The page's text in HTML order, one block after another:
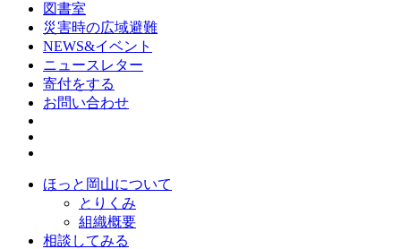
図書室
災害時の広域避難
NEWS&イベント
ニュースレター
寄付をする
お問い合わせ
ほっと岡山について
とりくみ
組織概要
相談してみる